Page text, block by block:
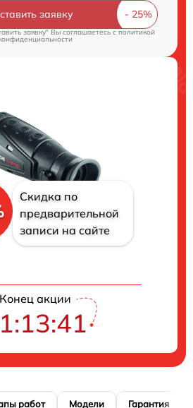
заявку
заявку" Вы соглашаетесь cполитикой
Скидка по
предварительной
записи на сайте
Конец акции
работ Модели Гарантия